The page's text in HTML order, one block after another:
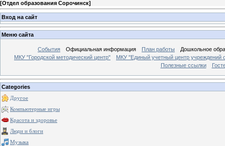
[Отдел образования Сорочинск]
Вход на сайт
Меню сайта
События Официальная информация План работы
Дошкольное
МКУ "Городской методический центр"
МКУ "Единый учетный центр учреждений
Полезные ссылки
Categories
Другое
Компьютерные игры
Красота и здоровье
Люди и блоги
Музыка